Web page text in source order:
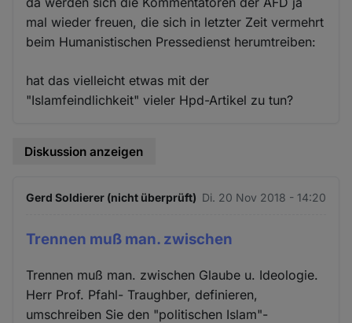
mal wieder freuen, die sich in letzter Zeit vermehrt
beim Humanistischen Pressedienst herumtreiben:
hat das vielleicht etwas mit der
"Islamfeindlichkeit" vieler Hpd-Artikel zu tun?
Diskussion anzeigen
Gerd Soldierer (nicht überprüft) Di. 20 Nov 2018 - 14:20
Trennen muß man. zwischen
Trennen muß man. zwischen Glaube u. Ideologie.
Herr Prof. Pfahl- Traughber, definieren,
umschreiben Sie den "politischen Islam"-